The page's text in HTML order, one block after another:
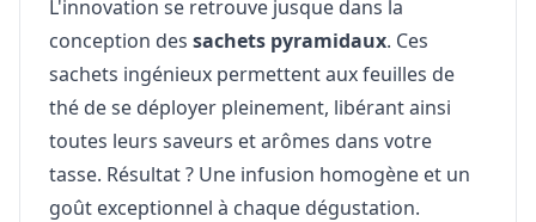
L'innovation se retrouve jusque dans la
conception des sachets pyramidaux. Ces
sachets ingénieux permettent aux feuilles de
thé de se déployer pleinement, libérant ainsi
toutes leurs saveurs et arômes dans votre
tasse. Résultat ? Une infusion homogène et un
goût exceptionnel à chaque dégustation.